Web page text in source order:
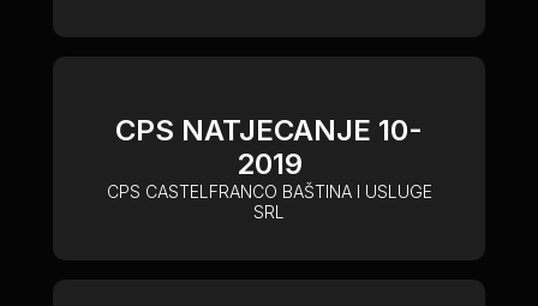
CPS NATJECANJE 10-
2019
CPS CASTELFRANCO BAŠTINA I USLUGE
SRL